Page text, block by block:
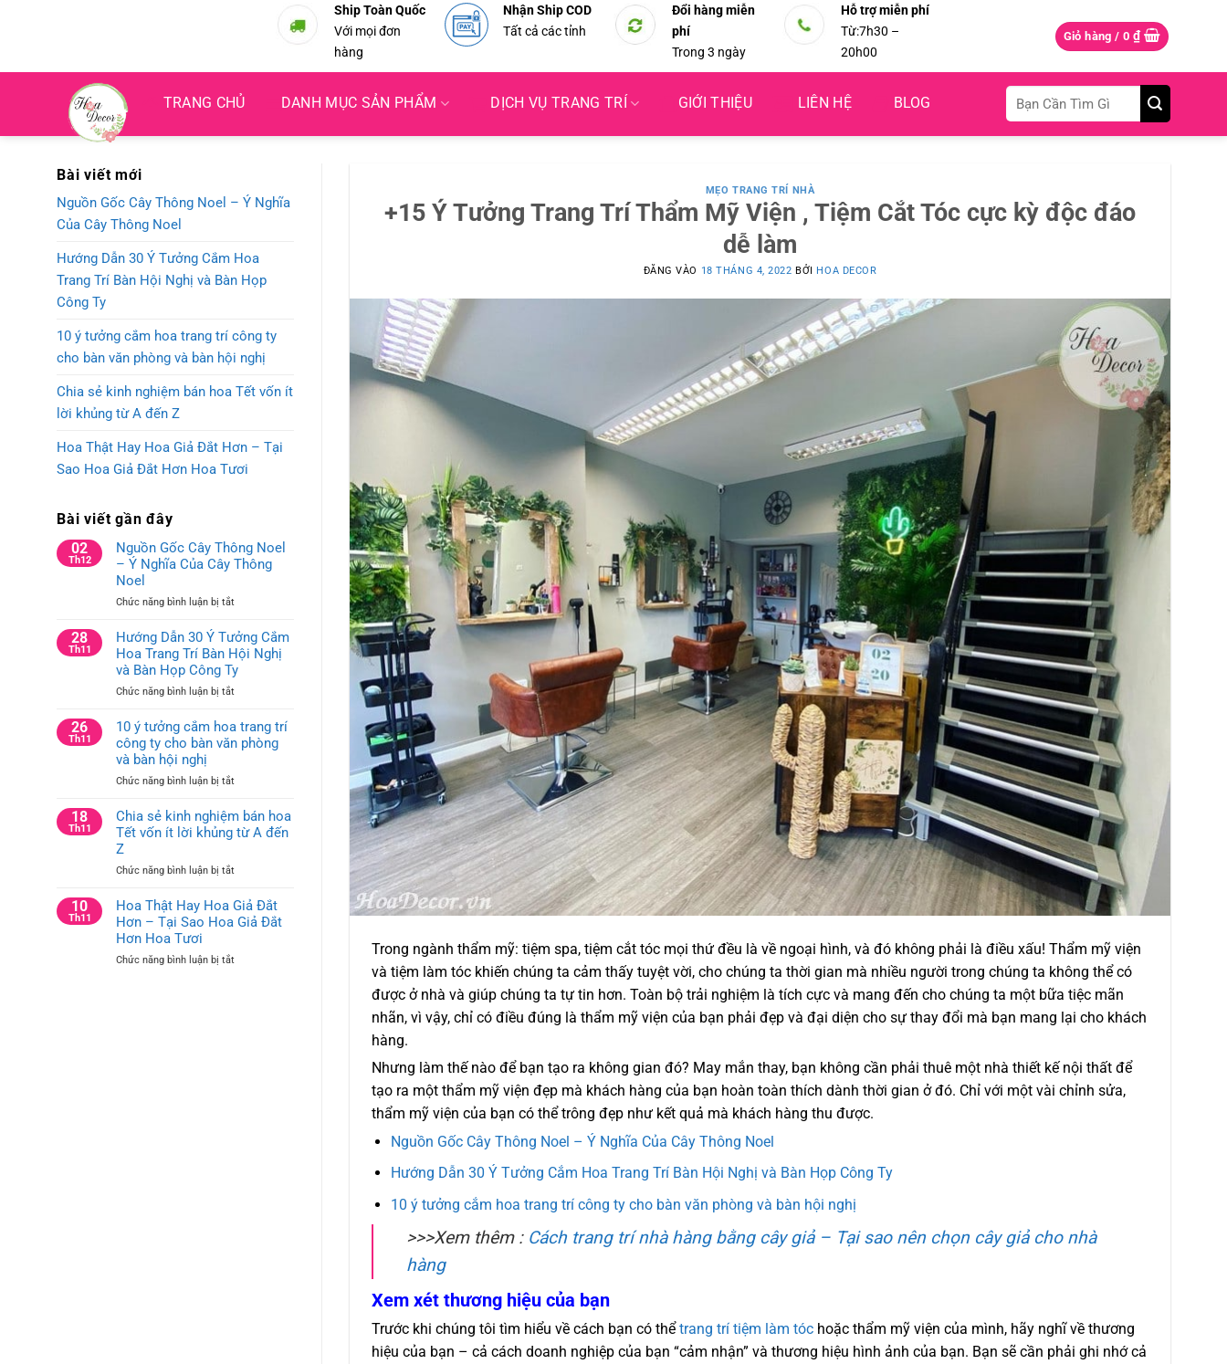
Ship Toàn Quốc
Với mọi đơn
hàng
Nhận Ship COD
Tất cả các tỉnh
Đổi hàng miễn
phí
Trong 3 ngày
Hỗ trợ miễn phí
Từ:7h30 –
20h00
Giỏ hàng / 0 ₫
TRANG CHỦ DANH MỤC SẢN PHẨM DỊCH VỤ TRANG TRÍ GIỚI THIỆU LIÊN HỆ BLOG
Tìm
kiếm:
Bài viết mới
Nguồn Gốc Cây Thông Noel – Ý Nghĩa
Của Cây Thông Noel
Hướng Dẫn 30 Ý Tưởng Cắm Hoa
Trang Trí Bàn Hội Nghị và Bàn Họp
Công Ty
10 ý tưởng cắm hoa trang trí công ty
cho bàn văn phòng và bàn hội nghị
Chia sẻ kinh nghiệm bán hoa Tết vốn ít
lời khủng từ A đến Z
Hoa Thật Hay Hoa Giả Đắt Hơn – Tại
Sao Hoa Giả Đắt Hơn Hoa Tươi
Bài viết gần đây
02
Th12
Nguồn Gốc Cây Thông Noel
– Ý Nghĩa Của Cây Thông
Noel
Chức năng bình luận bị tắtở
Gốc
Cây
Thông
Noel
–
Nghĩa
Của
Noel
28
Th11
Hướng Dẫn 30 Ý Tưởng Cắm
Hoa Trang Trí Bàn Hội Nghị
và Bàn Họp Công Ty
Chức năng bình luận bị tắtở
Dẫn
Cắm
Trang
Trí
Nghị
Bàn
Họp
26
Th11
10 ý tưởng cắm hoa trang trí
công ty cho bàn văn phòng
và bàn hội nghị
Chức năng bình luận bị tắtở
ý
tưởng
trang
công
ty
văn
18
Th11
Chia sẻ kinh nghiệm bán hoa
Tết vốn ít lời khủng từ A đến
Z
Chức năng bình luận bị tắtở
sẻ
kinh
hoa
10
Th11
Hoa Thật Hay Hoa Giả Đắt
Hơn – Tại Sao Hoa Giả Đắt
Hơn Hoa Tươi
Chức năng bình luận bị tắtở
MẸO TRANG TRÍ NHÀ
+15 Ý Tưởng Trang Trí Thẩm Mỹ Viện , Tiệm Cắt Tóc cực kỳ độc đáo
dễ làm
ĐĂNG VÀO 18 THÁNG 4, 2022 BỞI HOA DECOR
Trong ngành thẩm mỹ: tiệm spa, tiệm cắt tóc mọi thứ đều là về ngoại hình, và đó không phải là điều xấu! Thẩm mỹ viện
và tiệm làm tóc khiến chúng ta cảm thấy tuyệt vời, cho chúng ta thời gian mà nhiều người trong chúng ta không thể có
được ở nhà và giúp chúng ta tự tin hơn. Toàn bộ trải nghiệm là tích cực và mang đến cho chúng ta một bữa tiệc mãn
nhãn, vì vậy, chỉ có điều đúng là thẩm mỹ viện của bạn phải đẹp và đại diện cho sự thay đổi mà bạn mang lại cho khách
hàng.
Nhưng làm thế nào để bạn tạo ra không gian đó? May mắn thay, bạn không cần phải thuê một nhà thiết kế nội thất để
tạo ra một thẩm mỹ viện đẹp mà khách hàng của bạn hoàn toàn thích dành thời gian ở đó. Chỉ với một vài chỉnh sửa,
thẩm mỹ viện của bạn có thể trông đẹp như kết quả mà khách hàng thu được.
Nguồn Gốc Cây Thông Noel – Ý Nghĩa Của Cây Thông Noel
Hướng Dẫn 30 Ý Tưởng Cắm Hoa Trang Trí Bàn Hội Nghị và Bàn Họp Công Ty
10 ý tưởng cắm hoa trang trí công ty cho bàn văn phòng và bàn hội nghị
>>>Xem thêm : Cách trang trí nhà hàng bằng cây giả – Tại sao nên chọn cây giả cho nhà
hàng
Xem xét thương hiệu của bạn
Trước khi chúng tôi tìm hiểu về cách bạn có thểtrang trí tiệm làm tóc hoặc thẩm mỹ viện của mình, hãy nghĩ về thương
hiệu của bạn – cả cách doanh nghiệp của bạn “cảm nhận” và thương hiệu hình ảnh của bạn. Bạn sẽ cần phải ghi nhớ cả